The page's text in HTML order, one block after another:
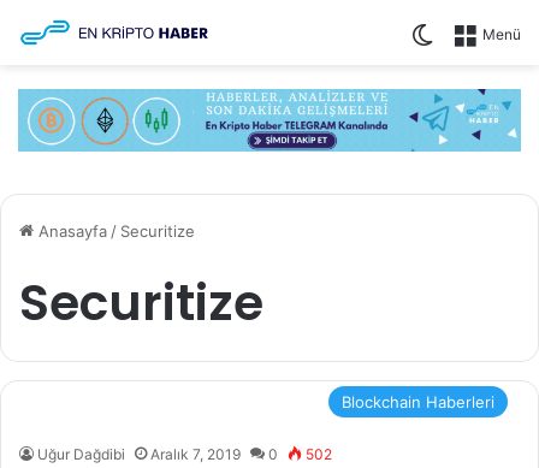
Menü
Dış
Anasayfa / Securitize
Securitize
Blockchain Haberleri
Uğur Dağdibi Aralık 7, 2019 0 502